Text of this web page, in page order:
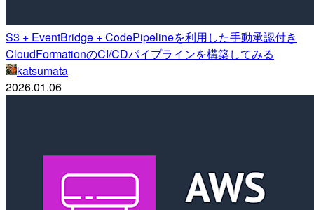
S3 + EventBridge + CodePipelineを利用した手動承認付き
CloudFormationのCI/CDパイプラインを構築してみる
katsumata
2026.01.06